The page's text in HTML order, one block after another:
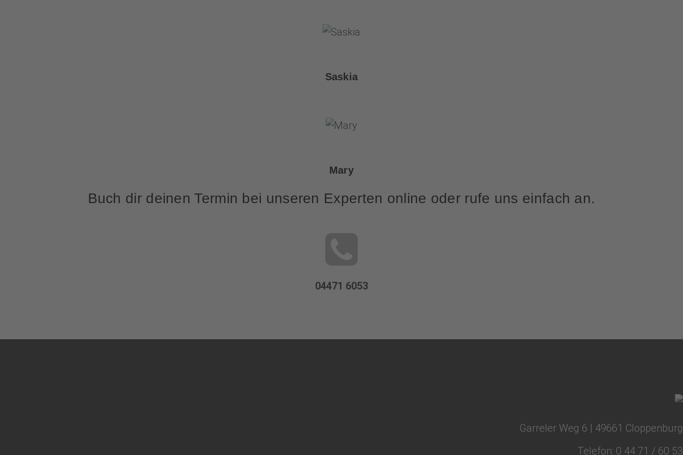
Saskia
Mary
Buch dir deinen Termin bei unseren Experten online oder rufe uns einfach an.
04471 6053
Garreler Weg 6 | 49661 Cloppenburg
Telefon: 0 44 71 / 60 53